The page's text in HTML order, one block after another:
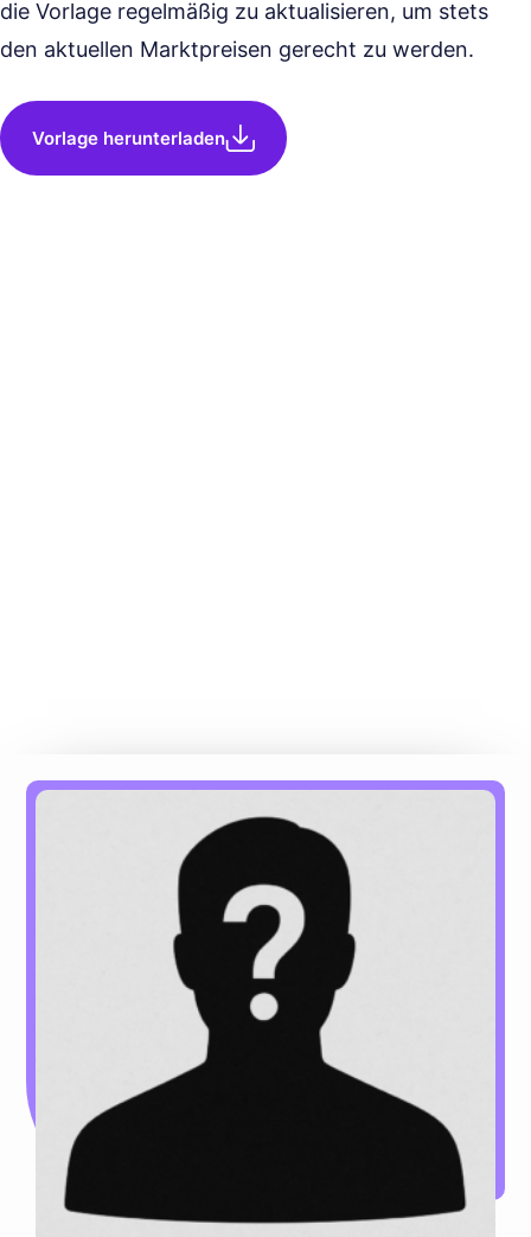
die Vorlage regelmäßig zu aktualisieren, um stets
den aktuellen Marktpreisen gerecht zu werden.
Vorlage herunterladen